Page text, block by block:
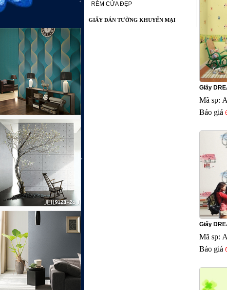
RÈM CỬA ĐẸP
GIẤY DÁN TƯỜNG KHUYẾN MẠI
Giấy
Mã sp:
Báo giá
Giấy
Mã sp:
Báo giá